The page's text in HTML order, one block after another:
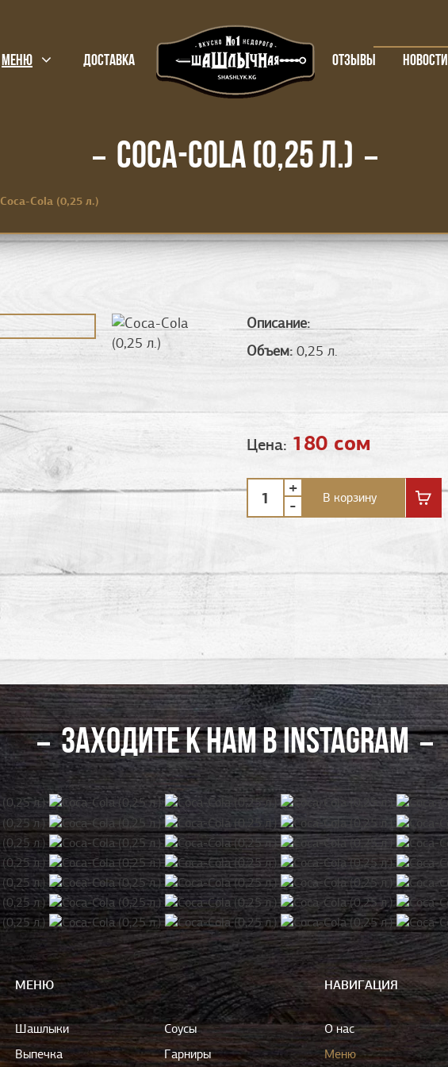
МЕНЮ ДОСТАВКА ОТЗЫВЫ НОВОСТИ
COCA-COLA (0,25 Л.)
Coca-Cola (0,25 л.)
Описание:
Объем: 0,25 л.
Цена: 180 сом
+
-
В корзину
ЗАХОДИТЕ К НАМ В INSTAGRAM
МЕНЮ
Шашлыки
Выпечка
Соусы
Гарниры
НАВИГАЦИЯ
О нас
Меню